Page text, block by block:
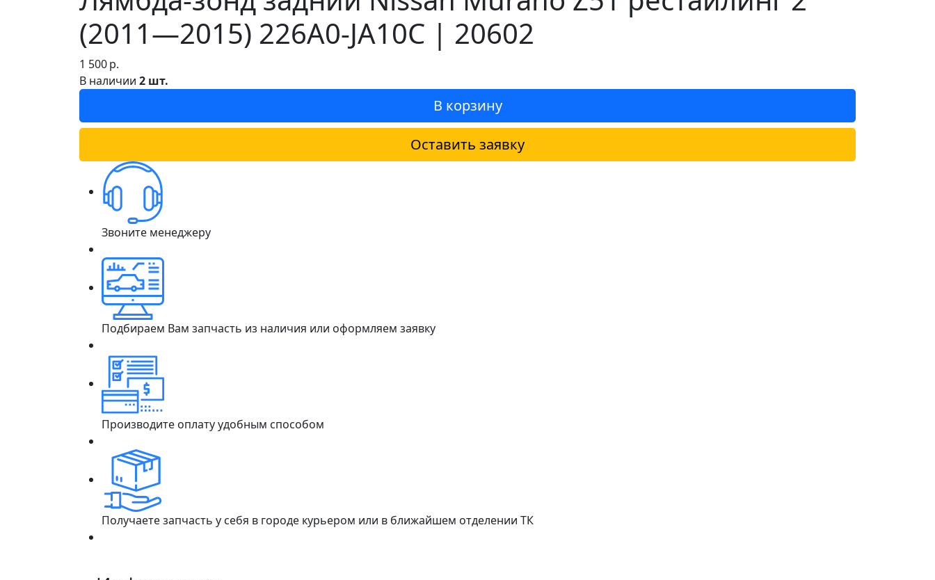
(2011—2015) 226A0-JA10C | 20602
1 500р.
В наличии 2 шт.
В корзину
Оставить заявку
Звоните менеджеру
Подбираем Вам запчасть из наличия или оформляем заявку
Производите оплату удобным способом
Получаете запчасть у себя в городе курьером или в ближайшем отделении ТК